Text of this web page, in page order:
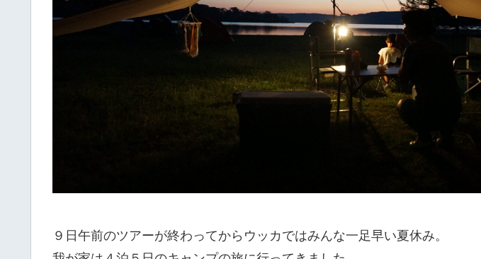
９日午前のツアーが終わってからウッカではみんな一足早い夏休み。